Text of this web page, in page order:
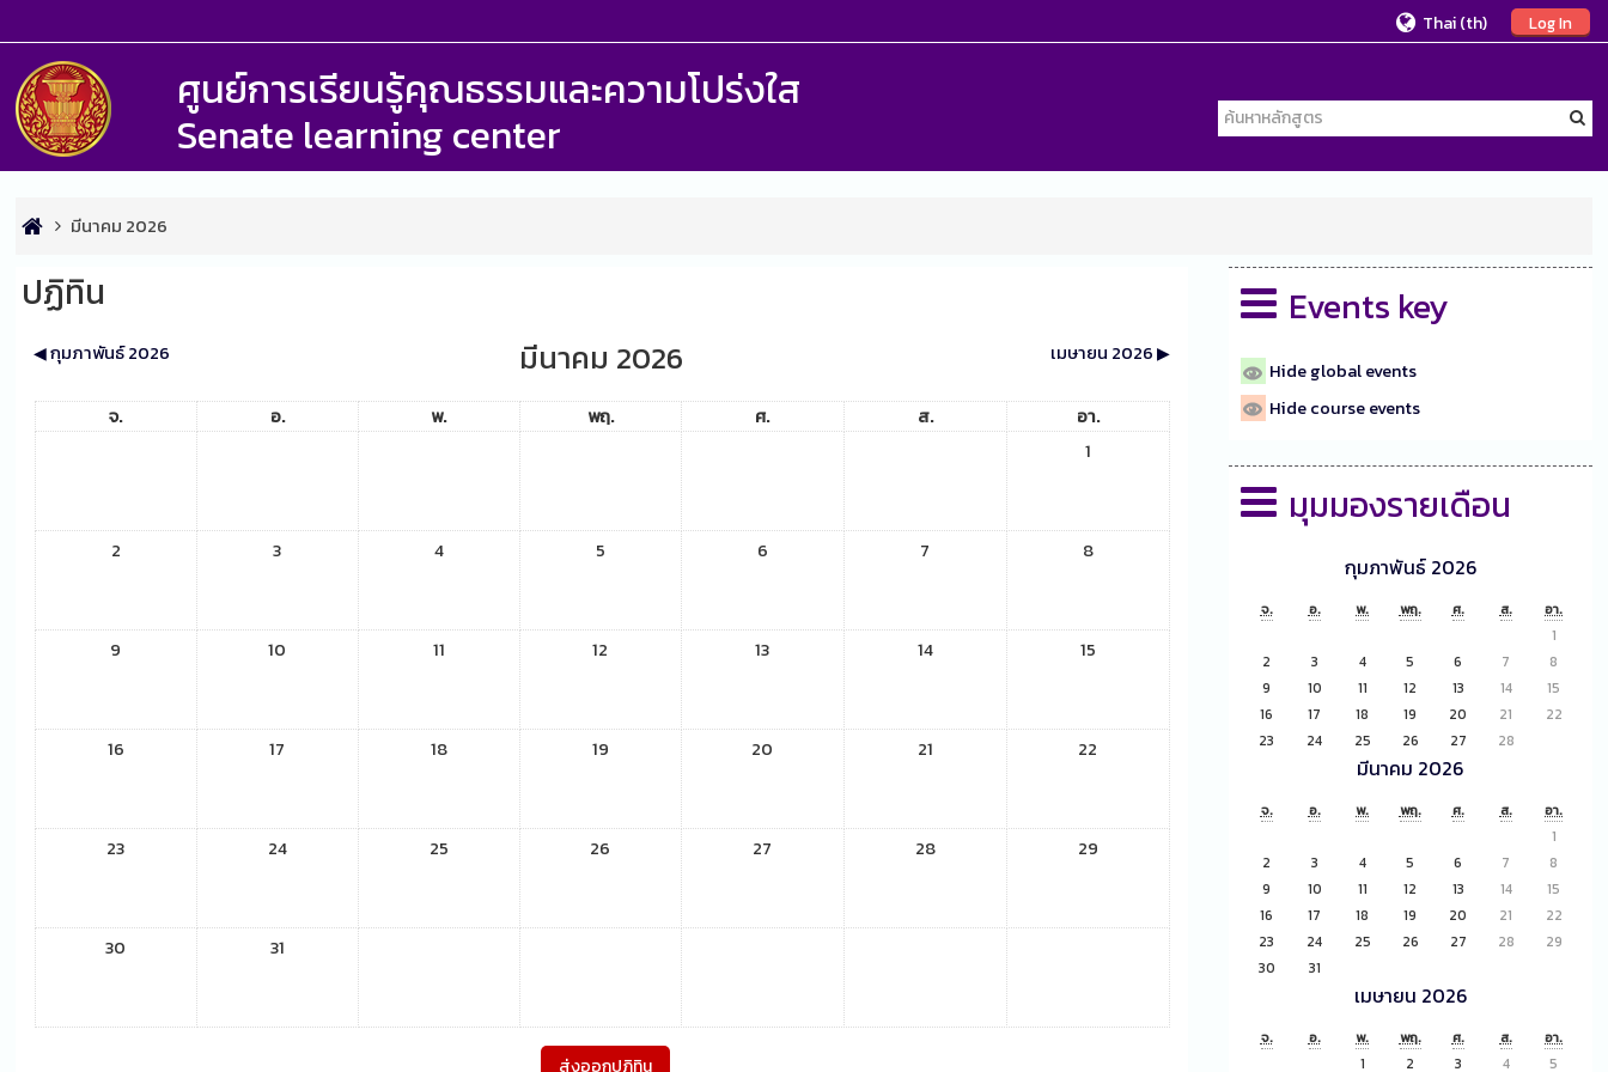
Log In
Thai ‎(th)‎
ศูนย์การเรียนรู้คุณธรรมและความโปร่งใส
Senate learning center
มีนาคม 2026
ปฏิทิน
◀︎กุมภาพันธ์ 2026 มีนาคม 2026 เมษายน 2026▶︎
จ. อ. พ. พฤ. ศ. ส.
อา.
1
2 3 4 5 6 7 8
9 10 11 12 13 14 15
16 17 18 19 20 21 22
23 24 25 26 27 28 29
30 31
Events key
Hide global events
Hide course events
มุมมองรายเดือน
กุมภาพันธ์ 2026
จ. อ. พ. พฤ. ศ. ส.
อา.
1
2
3 4 5 6 7
8
9
10 11 12 13 14
15
16
17 18 19 20 21
22
23
24 25 26 27 28
มีนาคม 2026
จ. อ. พ. พฤ. ศ. ส.
อา.
1
2
3 4 5 6 7
8
9
10 11 12 13 14
15
16
17 18 19 20 21
22
23
24 25 26 27 28
29
30
31
เมษายน 2026
จ. อ. พ. พฤ. ศ. ส.
อา.
1
2 3 4
5